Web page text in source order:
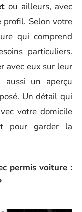
ou ailleurs, avec
profil. Selon votre
qui comprend
particuliers.
avec eux sur leur
aussi un aperçu
Un détail qui
votre domicile
pour garder la
permis voiture :